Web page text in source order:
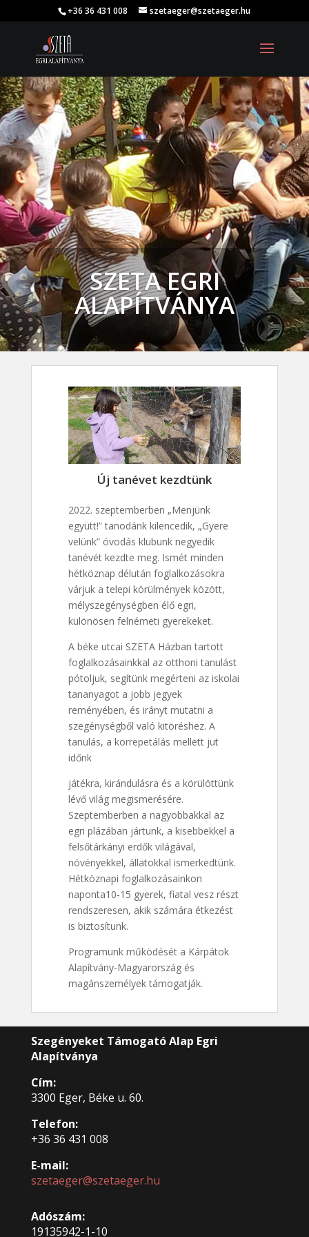
+36 36 431 008 szetaeger@szetaeger.hu
SZETA EGRI
ALAPÍTVÁNYA
Új tanévet kezdtünk
2022. szeptemberben „Menjünk
együtt!” tanodánk kilencedik, „Gyere
velünk” óvodás klubunk negyedik
tanévét kezdte meg. Ismét minden
hétköznap délután foglalkozásokra
várjuk a telepi körülmények között,
mélyszegénységben élő egri,
különösen felnémeti gyerekeket.
A béke utcai SZETA Házban tartott
foglalkozásainkkal az otthoni tanulást
pótoljuk, segítünk megérteni az iskolai
tananyagot a jobb jegyek
reményében, és irányt mutatni a
szegénységből való kitöréshez. A
tanulás, a korrepetálás mellett jut
időnk
játékra, kirándulásra és a körülöttünk
lévő világ megismerésére.
Szeptemberben a nagyobbakkal az
egri plázában jártunk, a kisebbekkel a
felsőtárkányi erdők világával,
növényekkel, állatokkal ismerkedtünk.
Hétköznapi foglalkozásainkon
naponta10-15 gyerek, fiatal vesz részt
rendszeresen, akik számára étkezést
is biztosítunk.
Programunk működését a Kárpátok
Alapítvány-Magyarország és
magánszemélyek támogatják.
Szegényeket Támogató Alap Egri
Alapítványa
Cím:
3300 Eger, Béke u. 60.
Telefon:
+36 36 431 008
E-mail:
szetaeger@szetaeger.hu
Adószám:
19135942-1-10